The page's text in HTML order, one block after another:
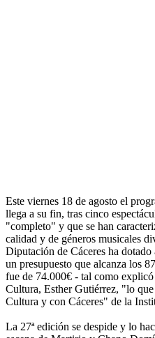
Este viernes 18 de agosto el
llega a su fin, tras cinco
"completo" y que se han
calidad y de géneros musicales
Diputación de Cáceres ha
un presupuesto que alcanza los
fue de 74.000€ - tal como
Cultura, Esther Gutiérrez, "lo
Cultura y con Cáceres" de la
La 27ª edición se despide y lo